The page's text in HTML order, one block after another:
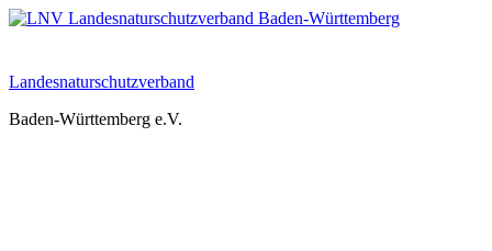
Zum
Landesnaturschutzverband
Baden-Württemberg e.V.